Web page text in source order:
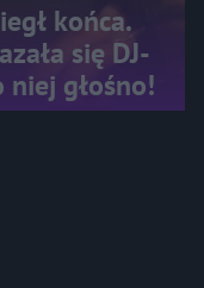
końca.
się DJ-
niej głośno!